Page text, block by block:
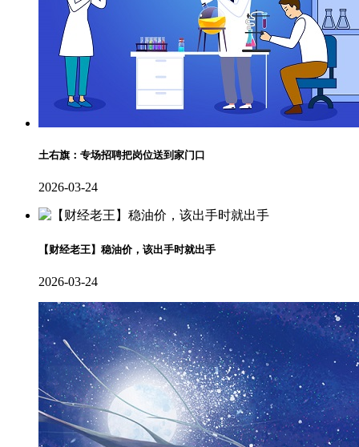
土右旗：专场招聘把岗位送到家门口
2026-03-24
【财经老王】稳油价，该出手时就出手
2026-03-24